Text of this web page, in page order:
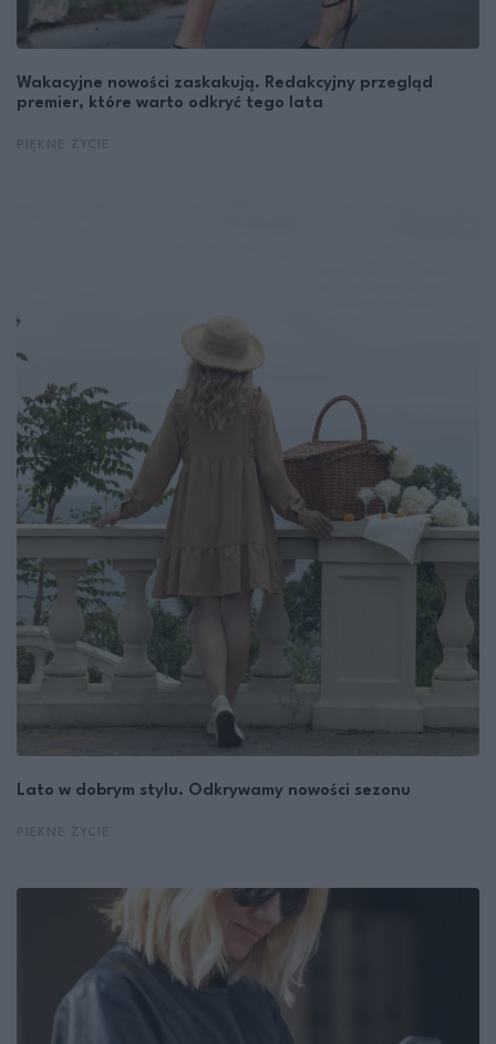
Wakacyjne nowości zaskakują. Redakcyjny przegląd
premier, które warto odkryć tego lata
Lato w dobrym stylu. Odkrywamy nowości sezonu